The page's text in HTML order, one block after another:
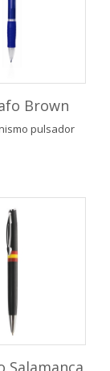
Brown
pulsador
Salamanca